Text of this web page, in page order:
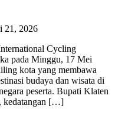
21, 2026
Cycling
pada Minggu, 17 Mei
kota yang membawa
budaya dan wisata di
peserta. Bupati Klaten
kedatangan […]